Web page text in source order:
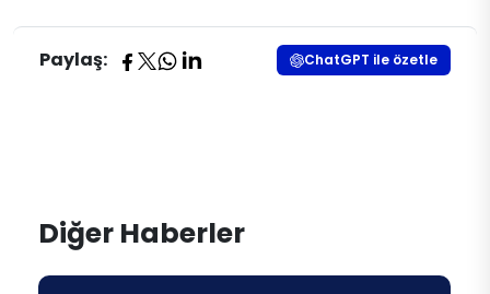
Paylaş: ChatGPT ile özetle
Diğer Haberler